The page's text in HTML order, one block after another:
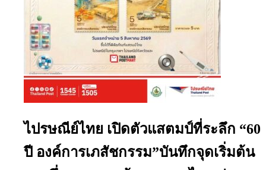
ไปรษณีย์ไทย เปิดตัวแสตมป์ที่ระลึก “60
ปี องค์การเภสัชกรรม”บันทึกจุดเริ่มต้น